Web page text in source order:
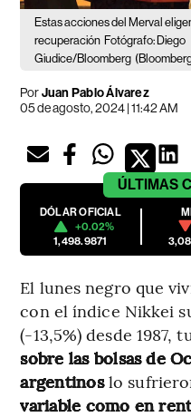
Estas acciones del Merval
recuperación Fotógrafo: Diego
Giudice/Bloomberg
PorJuan Pablo Álvarez
05 de agosto, 2024 | 11:42 AM
ÚLTIMAS
DÓLAR OFICIAL
+0.02%
1,498.9871
El lunes negro que
con el índice Nikkei
(-13,5%) desde 1987,
sobre las bolsas de
argentinoslo
variable como en